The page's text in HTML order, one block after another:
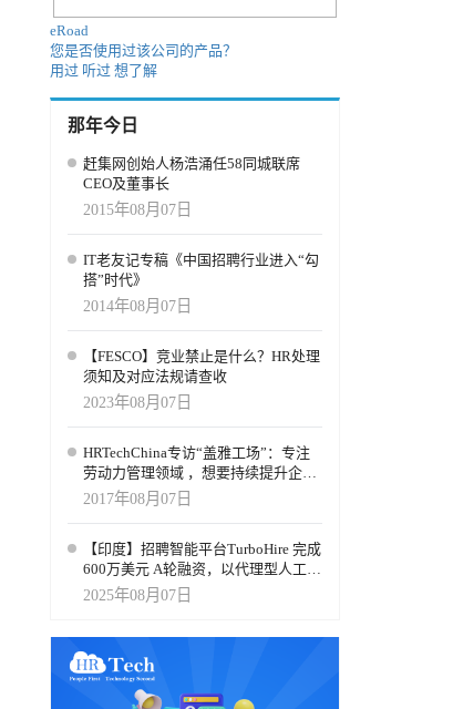
eRoad
您是否使用过该公司的产品？
用过 听过 想了解
那年今日
赶集网创始人杨浩涌任58同城联席
CEO及董事长
2015年08月07日
IT老友记专稿《中国招聘行业进入“勾
搭”时代》
2014年08月07日
【FESCO】竞业禁止是什么？HR处理
须知及对应法规请查收
2023年08月07日
HRTechChina专访“盖雅工场”：专注
劳动力管理领域 ，想要持续提升企业
劳动力管理效率
2017年08月07日
【印度】招聘智能平台TurboHire 完成
600万美元 A轮融资，以代理型人工智
能重新定义招聘流程
2025年08月07日